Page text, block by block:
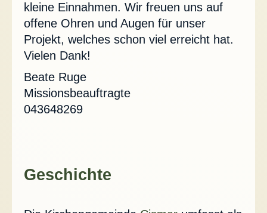
kleine Einnahmen. Wir freuen uns auf
offene Ohren und Augen für unser
Projekt, welches schon viel erreicht hat.
Vielen Dank!
Beate Ruge
Missionsbeauftragte
043648269
Geschichte